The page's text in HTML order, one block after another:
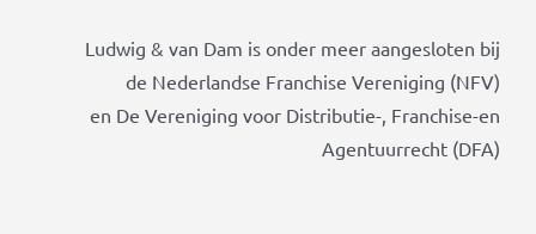
Ludwig & van Dam is onder meer aangesloten bij
de Nederlandse Franchise Vereniging (NFV)
en De Vereniging voor Distributie-, Franchise-en
Agentuurrecht (DFA)